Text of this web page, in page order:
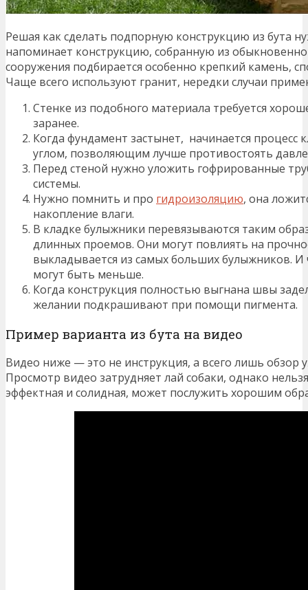
Решая как сделать подпорную конструкцию из бута
напоминает конструкцию, собранную из
сооружения подбирается особенно крепкий камень,
Чаще всего используют гранит, нередки случаи
Стенке из подобного материала требуется
заранее.
Когда фундамент застынет, начинается процесс
углом, позволяющим лучше противостоять
Перед стеной нужно уложить гофрированные
системы.
Нужно помнить и про гидроизоляцию, она
накопление влаги.
В кладке булыжники перевязываются таким
длинных проемов. Они могут повлиять на
выкладывается из самых больших булыжников.
могут быть меньше.
Когда конструкция полностью выгнана швы
желании подкрашивают при помощи пигмента.
Пример варианта из бута на видео
Видео ниже — это не инструкция, а всего лишь обзор
Просмотр видео затрудняет лай собаки, однако
эффектная и солидная, может послужить хорошим